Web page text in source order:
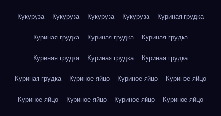
Кукуруза Кукуруза Кукуруза Кукуруза Куриная грудка
Куриная грудка Куриная грудка Куриная грудка
Куриная грудка Куриная грудка Куриная грудка
Куриная грудка Куриное яйцо Куриное яйцо Куриное яйцо
Куриное яйцо Куриное яйцо Куриное яйцо Куриное яйцо